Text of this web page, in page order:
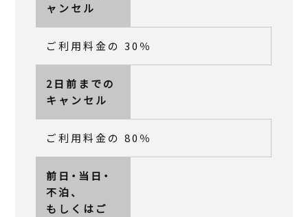
ャンセル
ご利用料金の 30％
2日前までの
キャンセル
ご利用料金の 80％
前日・当日・
不泊、
もしくはご